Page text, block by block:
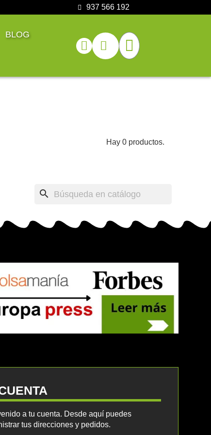
937 566 192
BLOG
Hay 0 productos.
search
a tu cuenta. Desde aquí puedes
tus direcciones y pedidos.